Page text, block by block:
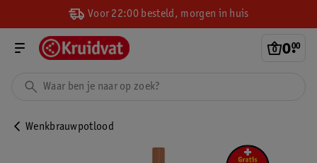
Voor 22:00 besteld, morgen in huis
0.
00
Wenkbrauwpotlood